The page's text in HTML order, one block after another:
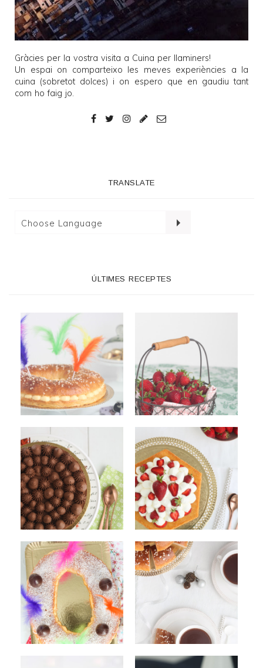
Gràcies per la vostra visita a Cuina per llaminers!
Un espai on comparteixo les meves experiències a la
cuina (sobretot dolces) i on espero que en gaudiu tant
com ho faig jo.
TRANSLATE
ÚLTIMES RECEPTES